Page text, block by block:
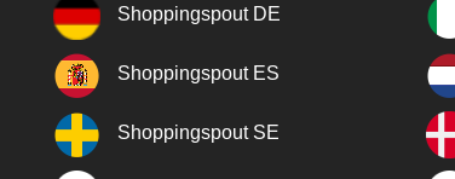
Shoppingspout DE
Shoppingspout ES
Shoppingspout SE